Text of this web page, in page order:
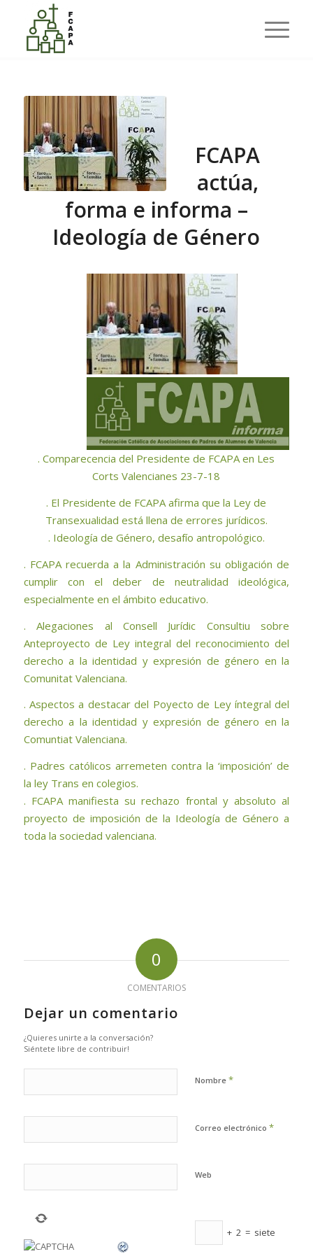
Últimas entradas
Usted está aquí:
FCAPA actúa, forma e informa – Ideología de Género
FCAPA
actúa,
forma e informa –
Ideología de Género
. Comparecencia del Presidente de FCAPA en Les
Corts Valencianes 23-7-18
. El Presidente de FCAPA afirma que la Ley de
Transexualidad está llena de errores jurídicos.
. Ideología de Género, desafío antropológico.
. FCAPA recuerda a la Administración su obligación de
cumplir con el deber de neutralidad ideológica,
especialmente en el ámbito educativo.
. Alegaciones al Consell Jurídic Consultiu sobre
Anteproyecto de Ley integral del reconocimiento del
derecho a la identidad y expresión de género en la
Comunitat Valenciana.
. Aspectos a destacar del Poyecto de Ley íntegral del
derecho a la identidad y expresión de género en la
Comuntiat Valenciana.
. Padres católicos arremeten contra la ‘imposición’ de
la ley Trans en colegios.
. FCAPA manifiesta su rechazo frontal y absoluto al
proyecto de imposición de la Ideología de Género a
toda la sociedad valenciana.
0
COMENTARIOS
Dejar un comentario
¿Quieres unirte a la conversación?
Siéntete libre de contribuir!
Nombre *
Correo electrónico *
Web
+ 2 = siete